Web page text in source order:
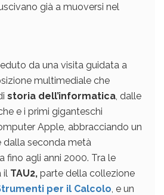
già a muoversi nel
da una visita guidata a
multimediale che
storia dell’informatica , dalle
e i primi giganteschi
Apple, abbracciando un
seconda metà
fino agli anni 2000. Tra le
il TAU2, parte della collezione
per il Calcolo , e un